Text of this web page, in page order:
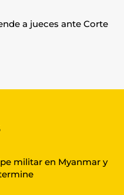
a jueces ante Corte
militar en Myanmar y